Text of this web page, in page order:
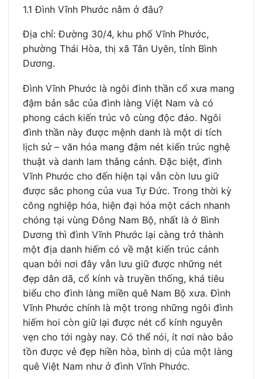
1.1 Đình Vĩnh Phước nằm ở đâu?
Địa chỉ: Đường 30/4, khu phố Vĩnh Phước,
phường Thái Hòa, thị xã Tân Uyên, tỉnh Bình
Dương.
Đình Vĩnh Phước là ngôi đình thần cổ xưa mang
đậm bản sắc của đình làng Việt Nam và có
phong cách kiến trúc vô cùng độc đáo. Ngôi
đình thần này được mệnh danh là một di tích
lịch sử – văn hóa mang đậm nét kiến trúc nghệ
thuật và danh lam thắng cảnh. Đặc biệt, đình
Vĩnh Phước cho đến hiện tại vẫn còn lưu giữ
được sắc phong của vua Tự Đức. Trong thời kỳ
công nghiệp hóa, hiện đại hóa một cách nhanh
chóng tại vùng Đông Nam Bộ, nhất là ở Bình
Dương thì đình Vĩnh Phước lại càng trở thành
một địa danh hiếm có về mặt kiến trúc cảnh
quan bởi nơi đây vẫn lưu giữ được những nét
đẹp dân dã, cổ kính và truyền thống, khá tiêu
biểu cho đình làng miền quê Nam Bộ xưa. Đình
Vĩnh Phước chính là một trong những ngôi đình
hiếm hoi còn giữ lại được nét cổ kính nguyên
vẹn cho tới ngày nay. Có thể nói, ít nơi nào bảo
tồn được vẻ đẹp hiền hòa, bình dị của một làng
quê Việt Nam như ở đình Vĩnh Phước.